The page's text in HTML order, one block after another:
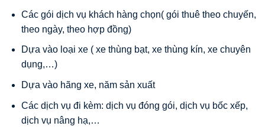
Các gói dịch vụ khách hàng chọn( gói thuê theo chuyến,
theo ngày, theo hợp đồng)
Dựa vào loại xe ( xe thùng bạt, xe thùng kín, xe chuyên
dụng,…)
Dựa vào hãng xe, năm sản xuất
Các dịch vụ đi kèm: dịch vụ đóng gói, dịch vụ bốc xếp,
dịch vụ nâng hạ,…